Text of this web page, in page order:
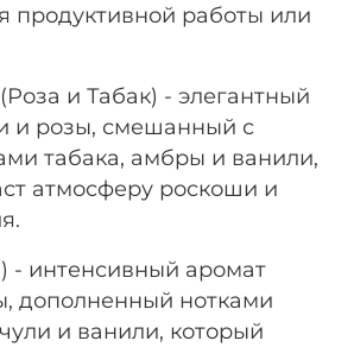
продуктивной работы или
(Роза и Табак) - элегантный
и розы, смешанный с
табака, амбры и ванили,
атмосферу роскоши и
- интенсивный аромат
дополненный нотками
и ванили, который